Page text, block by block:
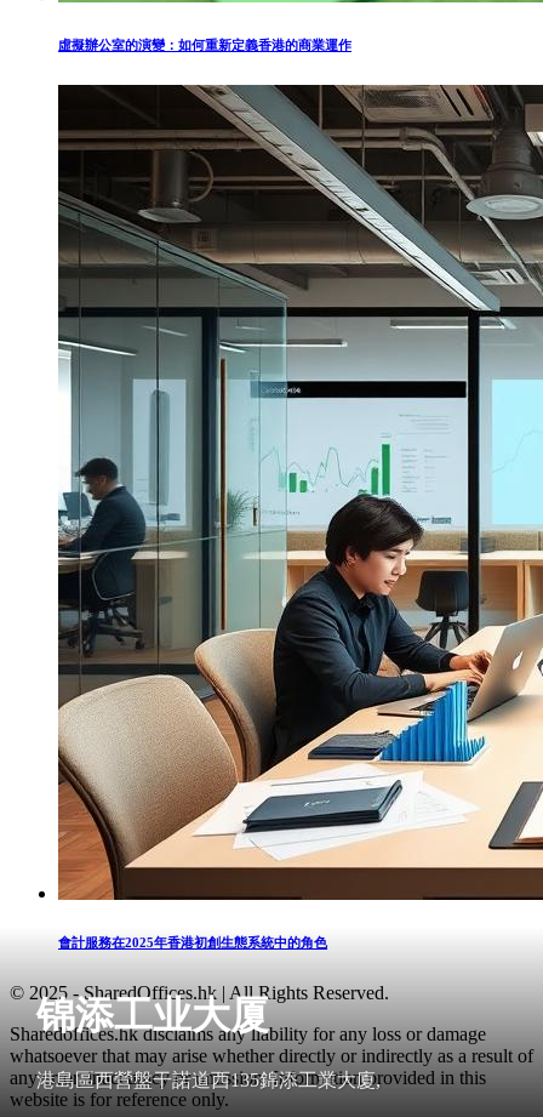
锦添工业大厦
港島區西營盤干諾道西135錦添工業大廈,
虛擬辦公室的演變：如何重新定義香港的商業運作
會計服務在2025年香港初創生態系統中的角色
© 2025 - SharedOffices.hk | All Rights Reserved.
Sharedoffices.hk disclaims any liability for any loss or damage
whatsoever that may arise whether directly or indirectly as a result of
any error, inaccuracy or omission. Information provided in this
website is for reference only.